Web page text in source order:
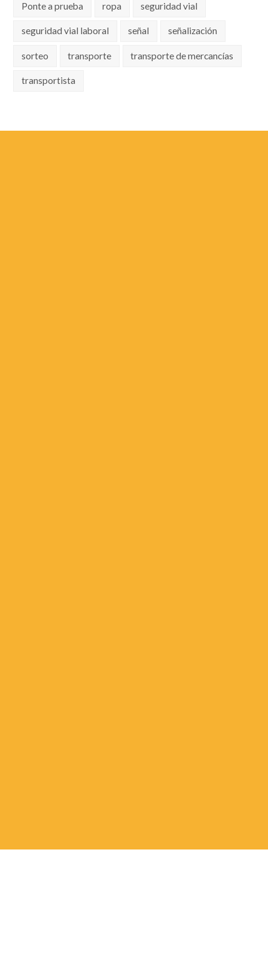
Ponte a prueba ropa seguridad vial
seguridad vial laboral señal señalización
sorteo transporte transporte de mercancías
transportista